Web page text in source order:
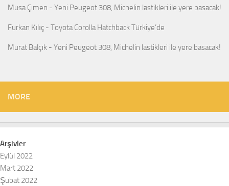
Musa Çimen - Yeni Peugeot 308, Michelin lastikleri ile yere basacak!
Furkan Kılıç - Toyota Corolla Hatchback Türkiye’de
Murat Balçık - Yeni Peugeot 308, Michelin lastikleri ile yere basacak!
MORE
Arşivler
Eylül 2022
Mart 2022
Şubat 2022